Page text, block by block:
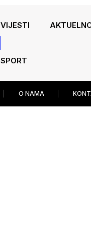
VIJESTI
SPORT
O NAMA